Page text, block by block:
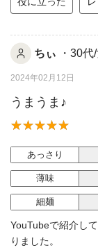
ちぃ ・30代
2024年02月12日
うまうま♪
あっさり
薄味
細麺
YouTubeで紹介し
りました。